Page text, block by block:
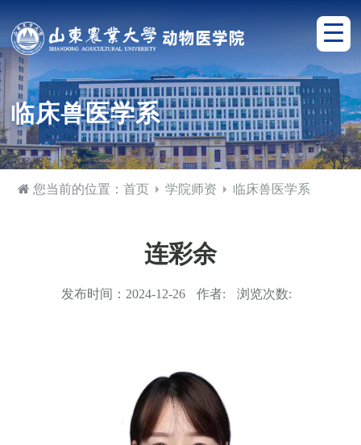
临床兽医学系
您当前的位置： 首页 学院师资 临床兽医学系
连彩余
发布时间： 2024-12-26 作者: 浏览次数: